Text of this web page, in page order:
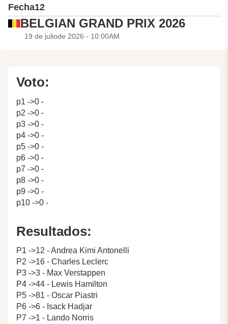
Fecha12
BELGIAN GRAND PRIX 2026
19 de juliode 2026 - 10:00AM
Voto:
p1 ->0 -
p2 ->0 -
p3 ->0 -
p4 ->0 -
p5 ->0 -
p6 ->0 -
p7 ->0 -
p8 ->0 -
p9 ->0 -
p10 ->0 -
Resultados:
P1 ->12 - Andrea Kimi Antonelli
P2 ->16 - Charles Leclerc
P3 ->3 - Max Verstappen
P4 ->44 - Lewis Hamilton
P5 ->81 - Oscar Piastri
P6 ->6 - Isack Hadjar
P7 ->1 - Lando Norris